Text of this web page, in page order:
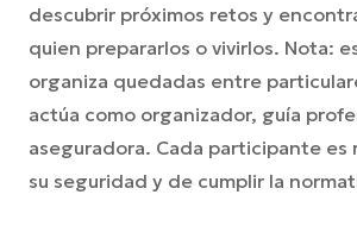
descubrir próximos retos y
quien prepararlos o vivirlos. Nota:
organiza quedadas entre
actúa como organizador, guía
aseguradora. Cada participante es
su seguridad y de cumplir la